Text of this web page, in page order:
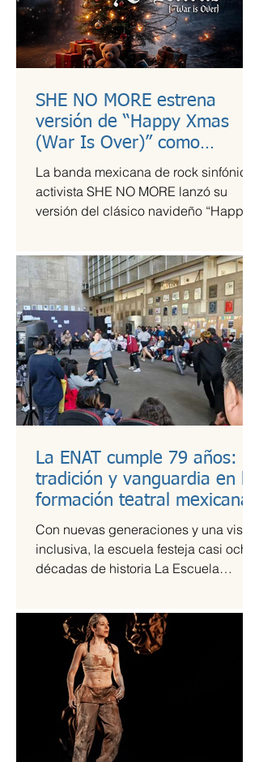
la temporada 2026.
SHE NO MORE estrena
versión de “Happy Xmas
(War Is Over)” como
llamado a la empatía en
tiempos de guerra
La banda mexicana de rock sinfónico
activista SHE NO MORE lanzó su
versión del clásico navideño “Happy
transforma el himno pacifista en un
arreglo metal sinfónico que mantiene
su esencia esperanzadora, pero con la
potencia característica del grupo.
La ENAT cumple 79 años:
tradición y vanguardia en la
formación teatral mexicana
Con nuevas generaciones y una visión
inclusiva, la escuela festeja casi ocho
décadas de historia La Escuela